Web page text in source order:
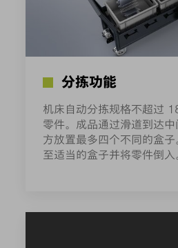
分拣功能
机床自动分拣规格不超过
零件。成品通过滑道到达
方放置最多四个不同的盒
至适当的盒子并将零件倒入